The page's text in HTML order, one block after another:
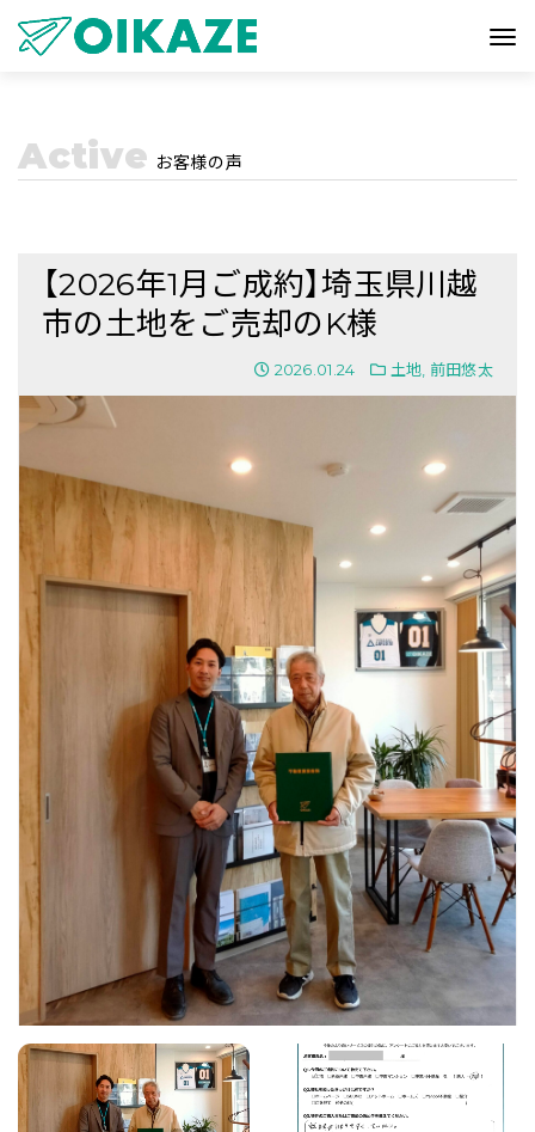
Active お客様の声
【2026年1月ご成約】埼玉県川越
市の土地をご売却のK様
2026.01.24 土地 前田悠太